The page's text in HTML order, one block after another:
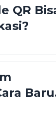
QR
Baru